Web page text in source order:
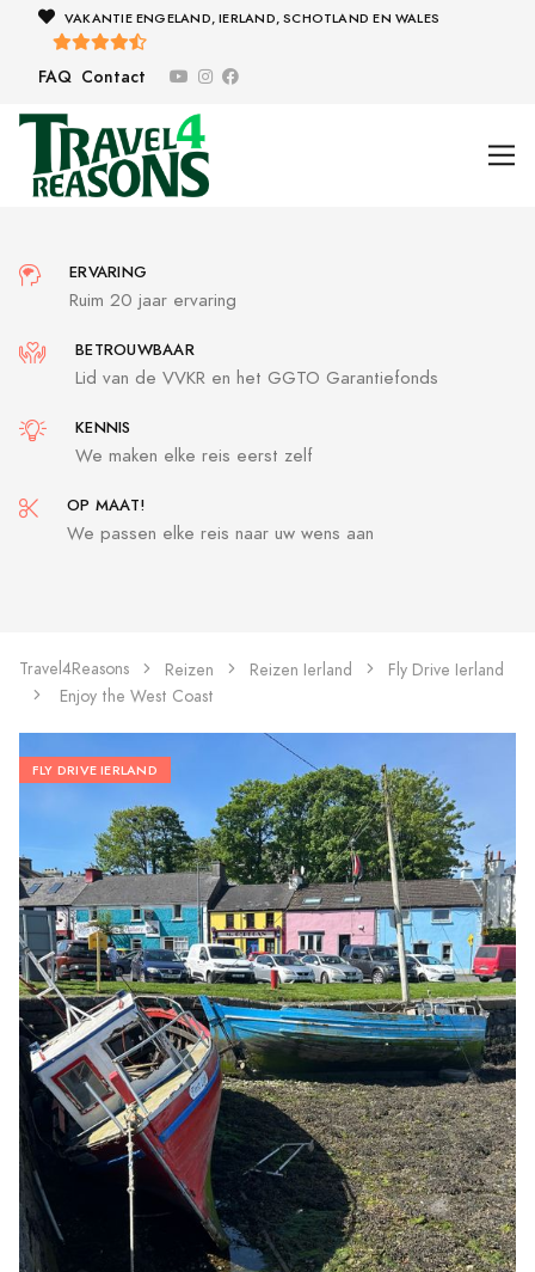
VAKANTIE ENGELAND, IERLAND, SCHOTLAND EN WALES
FAQ Contact
ERVARING
Ruim 20 jaar ervaring
BETROUWBAAR
Lid van de VVKR en het GGTO Garantiefonds
KENNIS
We maken elke reis eerst zelf
OP MAAT!
We passen elke reis naar uw wens aan
Travel4Reasons Reizen Reizen Ierland
Fly Drive Ierland
Enjoy the West Coast
FLY DRIVE IERLAND